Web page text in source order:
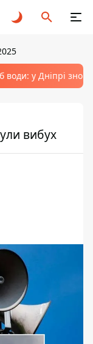
води: у Дніпрі
вибух